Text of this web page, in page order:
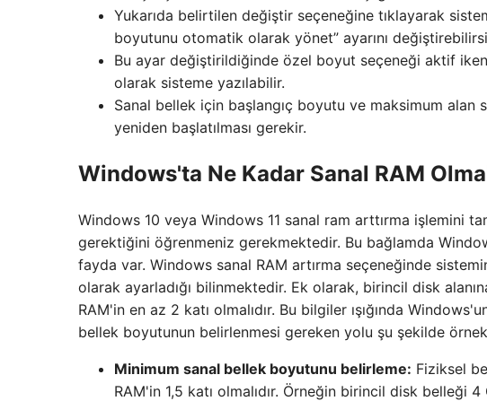
Yukarıda belirtilen değiştir seçeneğine tıklayarak
boyutunu otomatik olarak yönet” ayarını
Bu ayar değiştirildiğinde özel boyut seçeneği aktif
olarak sisteme yazılabilir.
Sanal bellek için başlangıç ​​boyutu ve maksimum alan
yeniden başlatılması gerekir.
Windows'ta Ne Kadar Sanal RAM
Windows 10 veya Windows 11 sanal ram arttırma işlemini
gerektiğini öğrenmeniz gerekmektedir. Bu bağlamda
fayda var. Windows sanal RAM artırma seçeneğinde
olarak ayarladığı bilinmektedir. Ek olarak, birincil disk
RAM'in en az 2 katı olmalıdır. Bu bilgiler ışığında
bellek boyutunun belirlenmesi gereken yolu şu şekilde
Minimum sanal bellek boyutunu belirleme: Fiziksel
RAM'in 1,5 katı olmalıdır. Örneğin birincil disk belleği